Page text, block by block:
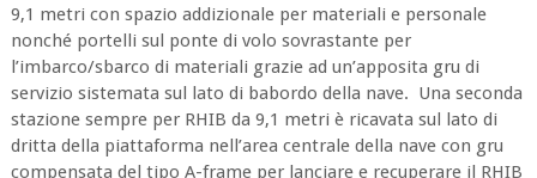
9,1 metri con spazio addizionale per materiali e personale
nonché portelli sul ponte di volo sovrastante per
l’imbarco/sbarco di materiali grazie ad un’apposita gru di
servizio sistemata sul lato di babordo della nave. Una seconda
stazione sempre per RHIB da 9,1 metri è ricavata sul lato di
dritta della piattaforma nell’area centrale della nave con gru
compensata del tipo A-frame per lanciare e recuperare il RHIB